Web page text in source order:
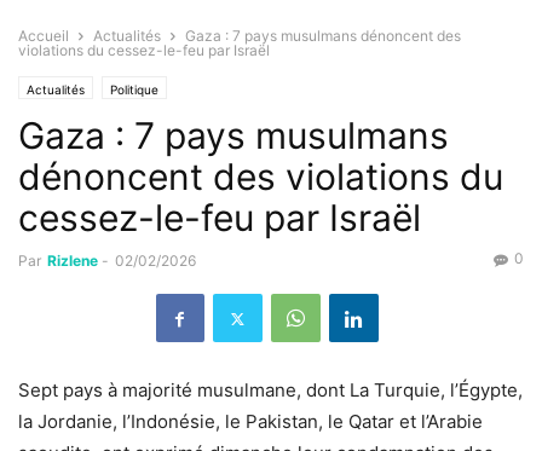
Accueil Actualités
Gaza : 7 pays musulmans dénoncent des
violations du cessez-le-feu par Israël
Actualités Politique
Gaza : 7 pays musulmans
dénoncent des violations du
cessez-le-feu par Israël
Par Rizlene - 02/02/2026 0
Sept pays à majorité musulmane, dont La Turquie, l’Égypte,
la Jordanie, l’Indonésie, le Pakistan, le Qatar et l’Arabie